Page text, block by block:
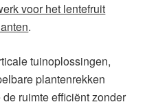
voor het lentefruit
.
tuinoplossingen,
plantenrekken
ruimte efficiënt zonder